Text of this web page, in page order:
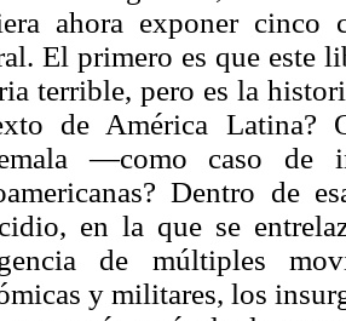
ahora exponer cinco
El primero es que este
terrible, pero es la
de América Latina?
—como caso de
Dentro de
en la que se
de múltiples
y militares, los